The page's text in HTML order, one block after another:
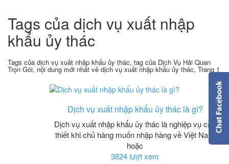
Tags của dịch vụ xuất nhập
khẩu ủy thác
Tags của dịch vụ xuất nhập khẩu ủy thác, tag của Dịch Vụ Hải Quan
Trọn Gói, nội dung mới nhất về dịch vụ xuất nhập khẩu ủy thác, Trang 1
Dịch vụ xuất nhập khẩu ủy thác là gì?
Dịch vụ xuất nhập khẩu ủy thác là nghiệp vụ cần
thiết khi chủ hàng muốn nhập hàng về Việt Nam
hoặc
3824 lượt xem